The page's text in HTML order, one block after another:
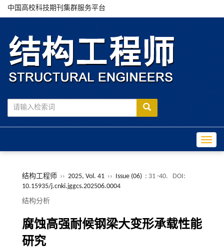
中国高校科技期刊集群服务平台
结构工程师 ›› 2025, Vol. 41 ›› Issue (06) : 31 -40.
DOI:
10.15935/j.cnki.jggcs.202506.0004
结构分析
腐蚀高强耐候钢梁大变形承载性能
研究